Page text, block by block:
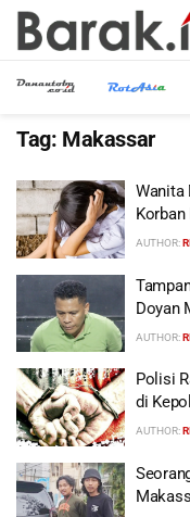
Tag: Makassar
Wanita
AUTHOR:
Doyan
AUTHOR:
Polisi
di
AUTHOR: